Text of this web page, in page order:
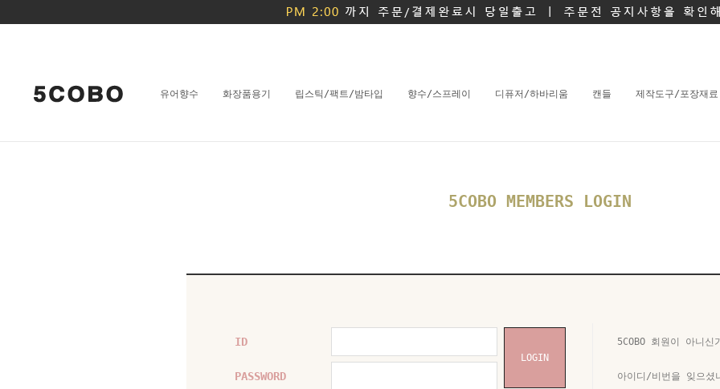
유어향수 화장품용기 립스틱/팩트/밤타입 향수/스프레이 디퓨저/하바리움 캔들 제작도구/포장재료
5COBO MEMBERS LOGIN
ID
PASSWORD
LOGIN
5COBO 회원이 아니신
아이디/비번을 잊으셨